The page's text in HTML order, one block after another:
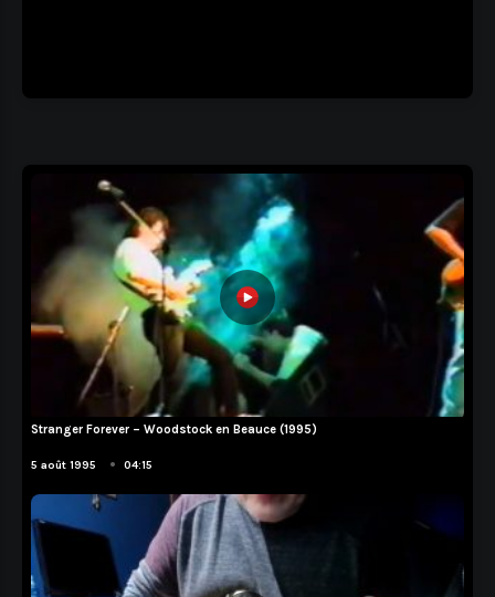
Stranger Forever – Woodstock en Beauce (1995)
5 août 1995
• 04:15